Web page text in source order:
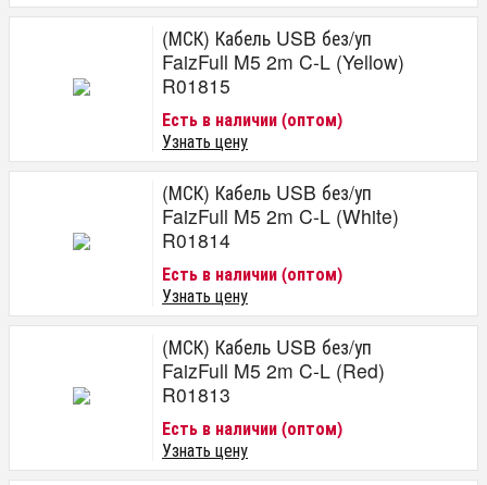
(МСК) Кабель USB без/уп
FaizFull M5 2m C-L (Yellow)
R01815
Есть в наличии (оптом)
Узнать цену
(МСК) Кабель USB без/уп
FaizFull M5 2m C-L (White)
R01814
Есть в наличии (оптом)
Узнать цену
(МСК) Кабель USB без/уп
FaizFull M5 2m C-L (Red)
R01813
Есть в наличии (оптом)
Узнать цену